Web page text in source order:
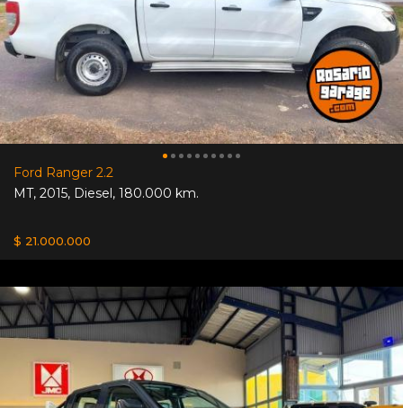
Ford Ranger 2.2
MT, 2015, Diesel, 180.000 km.
$ 21.000.000